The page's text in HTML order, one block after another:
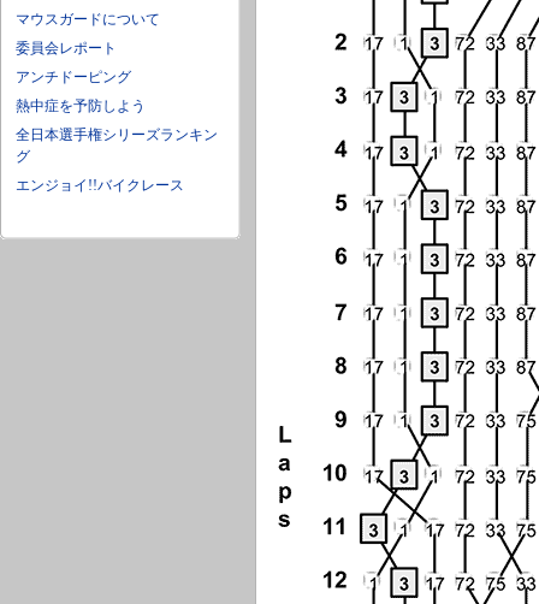
マウスガードについて
委員会レポート
アンチドーピング
熱中症を予防しよう
全日本選手権シリーズランキン
グ
エンジョイ!!バイクレース